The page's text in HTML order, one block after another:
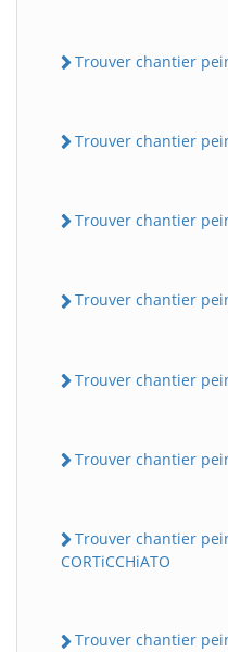
Trouver chantier
Trouver chantier
Trouver chantier
Trouver chantier
Trouver chantier
Trouver chantier
Trouver chantier
CORTiCCHiATO
Trouver chantier